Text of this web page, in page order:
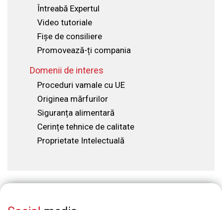
Întreabă Expertul
Video tutoriale
Fișe de consiliere
Promovează-ți compania
Domenii de interes
Proceduri vamale cu UE
Originea mărfurilor
Siguranța alimentară
Cerințe tehnice de calitate
Proprietate Intelectuală